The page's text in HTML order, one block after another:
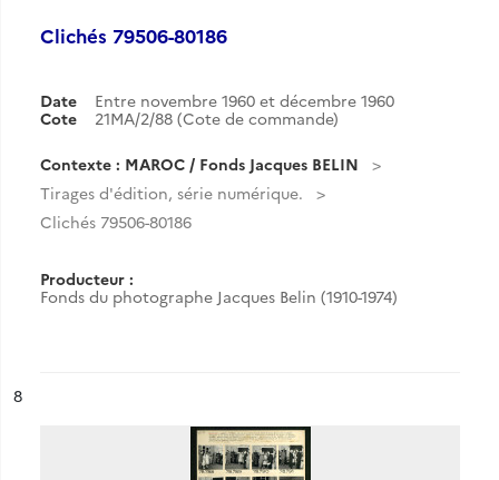
Clichés 79506-80186
Date
Entre novembre 1960 et décembre 1960
Cote
21MA/2/88 (Cote de commande)
Contexte : MAROC / Fonds Jacques BELIN
Tirages d'édition, série numérique.
Clichés 79506-80186
Producteur :
Fonds du photographe Jacques Belin (1910-1974)
n°
8